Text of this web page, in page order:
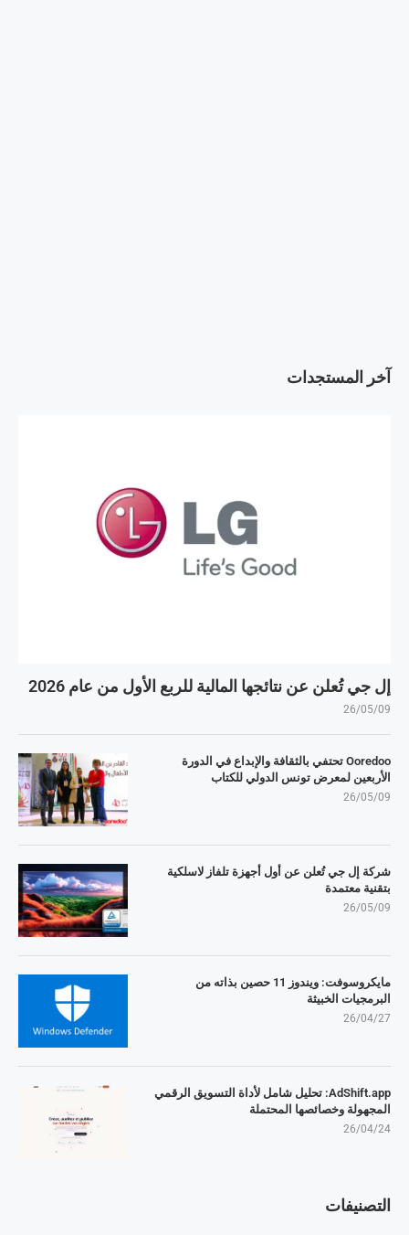
آخر المستجدات
إل جي تُعلن عن نتائجها المالية للربع الأول من عام 2026
26/05/09
Ooredoo تحتفي بالثقافة والإبداع في الدورة
الأربعين لمعرض تونس الدولي للكتاب
26/05/09
شركة إل جي تُعلن عن أول أجهزة تلفاز لاسلكية
بتقنية معتمدة
26/05/09
مايكروسوفت: ويندوز 11 حصين بذاته من
البرمجيات الخبيثة
26/04/27
AdShift.app: تحليل شامل لأداة التسويق الرقمي
المجهولة وخصائصها المحتملة
26/04/24
التصنيفات